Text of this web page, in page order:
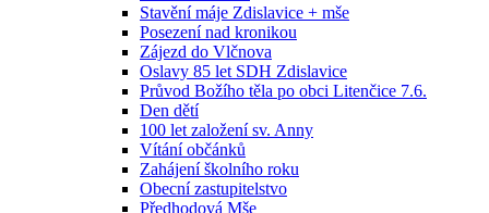
Stavění máje Zdislavice + mše
Posezení nad kronikou
Zájezd do Vlčnova
Oslavy 85 let SDH Zdislavice
Průvod Božího těla po obci Litenčice 7.6.
Den dětí
100 let založení sv. Anny
Vítání občánků
Zahájení školního roku
Obecní zastupitelstvo
Předhodová Mše